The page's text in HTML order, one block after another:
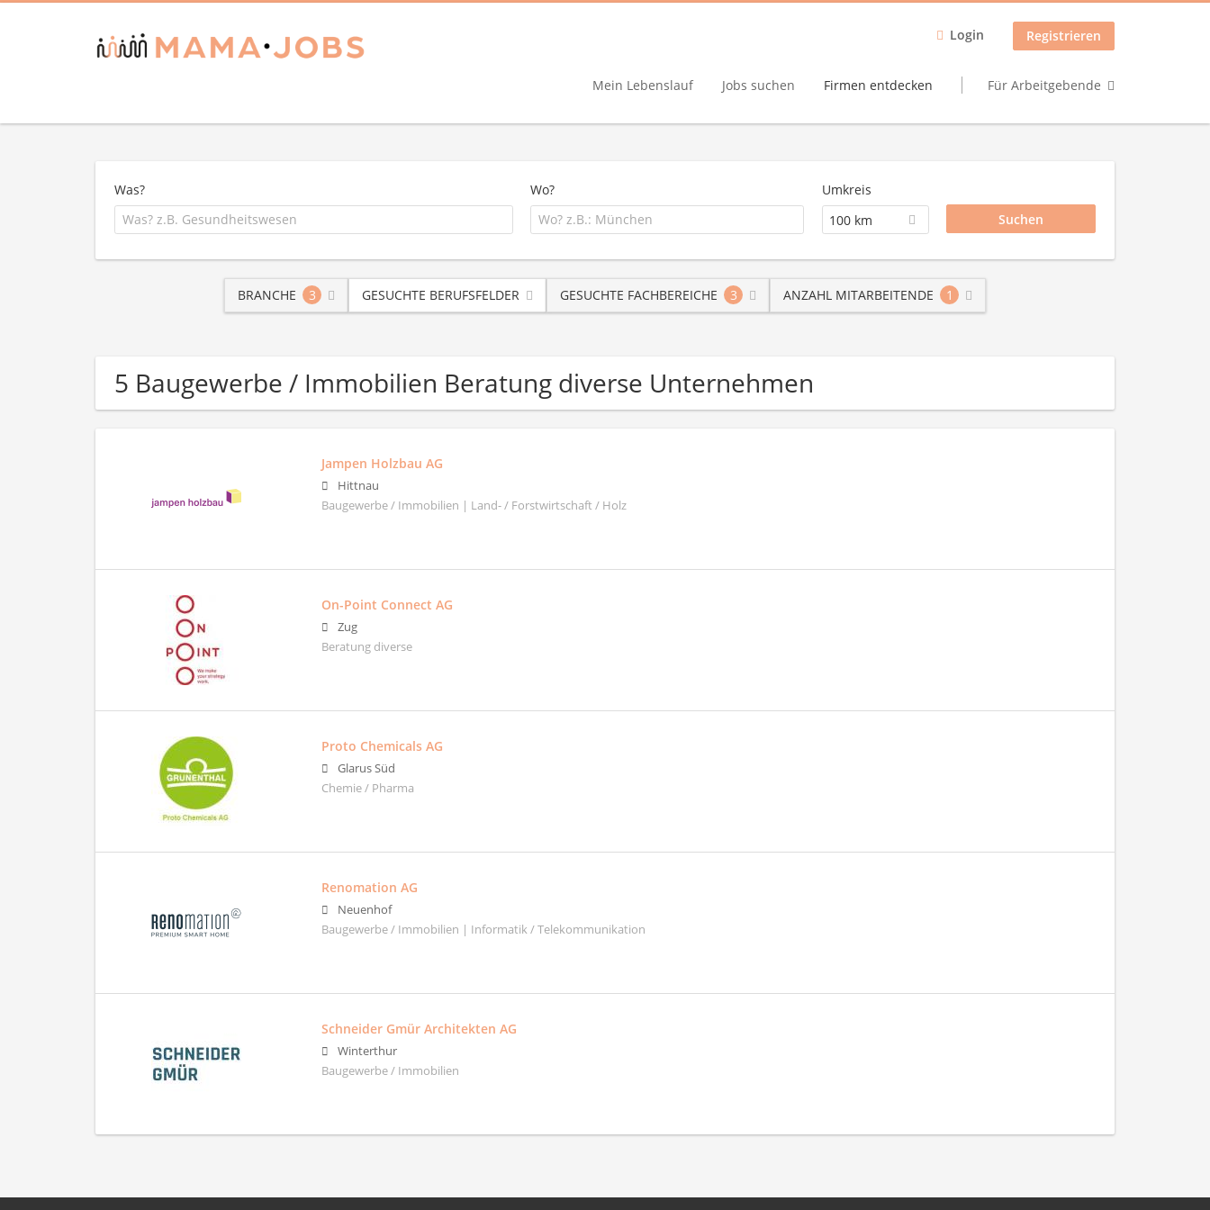
Login Registrieren
Mein Lebenslauf Jobs suchen Firmen entdecken Für Arbeitgebende
Was? Wo?
Umkreis
100 km
BRANCHE 3 GESUCHTE BERUFSFELDER GESUCHTE FACHBEREICHE 3 ANZAHL MITARBEITENDE 1
5 Baugewerbe / Immobilien Beratung diverse Unternehmen
Jampen Holzbau AG
Hittnau
Baugewerbe / Immobilien | Land- / Forstwirtschaft / Holz
On-Point Connect AG
Zug
Beratung diverse
Proto Chemicals AG
Glarus Süd
Chemie / Pharma
Renomation AG
Neuenhof
Baugewerbe / Immobilien | Informatik / Telekommunikation
Schneider Gmür Architekten AG
Winterthur
Baugewerbe / Immobilien